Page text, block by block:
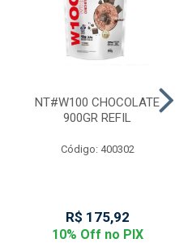
NT#W100 CHOCOLATE
900GR REFIL
Código: 400302
R$ 175,92
10% Off no PIX